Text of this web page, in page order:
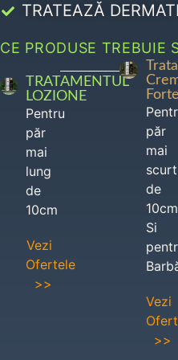
TRATEAZĂ
CE PRODUSE TREBUIE
TRATAMENTUL
LOZIONE
Pentru
păr
mai
lung
de
10cm
Vezi
Ofertele
>>
Forte
păr
mai
scurt
de
10cm
Si
Vezi
>>